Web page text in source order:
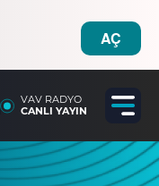
AÇ
VAV RADYO
CANLI YAYIN